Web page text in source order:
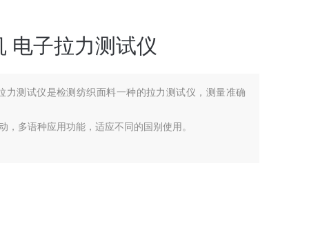
电子拉力测试仪
力测试仪是检测纺织面料一种的拉力测试仪，测量准确
多语种应用功能，适应不同的国别使用。